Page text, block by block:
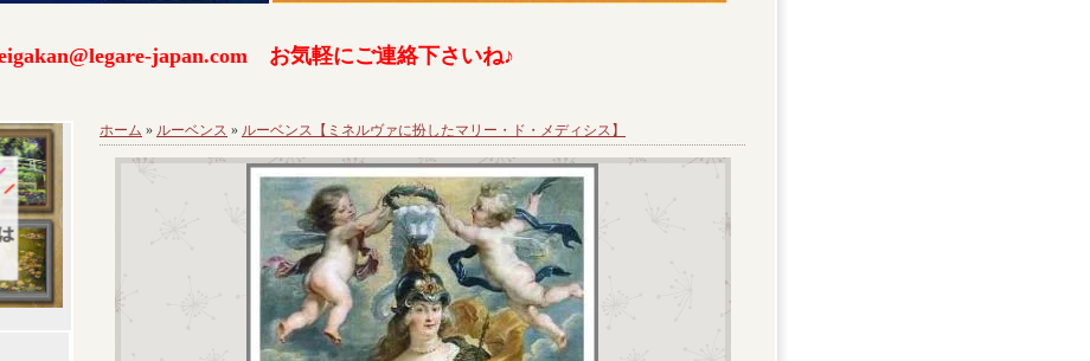
japan.com お気軽にご連絡下さいね♪
ホーム » ルーベンス » ルーベンス【ミネルヴァに扮したマリー・ド・メディシス】